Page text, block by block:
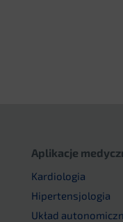
Aplikacje
Kardiologia
Hipertensjologia
Układ